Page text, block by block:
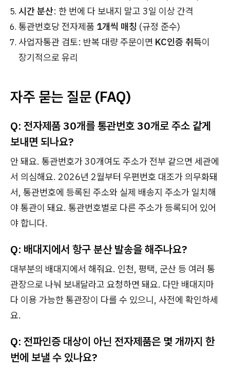
시간 분산: 한 번에 다 보내지 말고 3일 이상 간격
통관번호당 전자제품 1개씩 매칭 (규정 준수)
사업자통관 검토: 반복 대량 주문이면 KC인증 취득이
장기적으로 유리
자주 묻는 질문 (FAQ)
Q: 전자제품 30개를 통관번호 30개로 주소 같게
보내면 되나요?
안 돼요. 통관번호가 30개여도 주소가 전부 같으면 세관에
서 의심해요. 2026년 2월부터 우편번호 대조가 의무화돼
서, 통관번호에 등록된 주소와 실제 배송지 주소가 일치해
야 통관이 돼요. 통관번호별로 다른 주소가 등록되어 있어
야 합니다.
Q: 배대지에서 항구 분산 발송을 해주나요?
대부분의 배대지에서 해줘요. 인천, 평택, 군산 등 여러 통
관장으로 나눠 보내달라고 요청하면 돼요. 다만 배대지마
다 이용 가능한 통관장이 다를 수 있으니, 사전에 확인하세
요.
Q: 전파인증 대상이 아닌 전자제품은 몇 개까지 한
번에 보낼 수 있나요?